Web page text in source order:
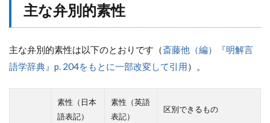
主な弁別的素性
主な弁別的素性は以下のとおりです（斎藤他（編）『明解言
語学辞典』p. 204をもとに一部改変して引用）。
素性（日本
語表記）
素性（英語
表記）
区別できるもの